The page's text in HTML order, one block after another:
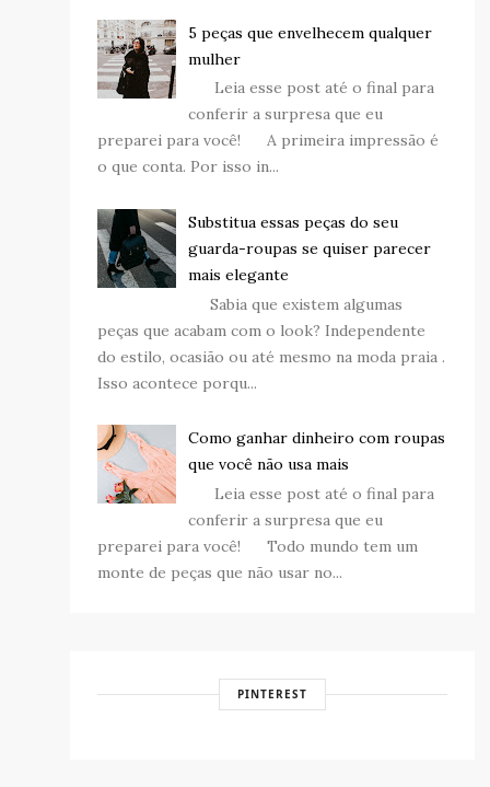
5 peças que envelhecem qualquer
mulher
Leia esse post até o final para
conferir a surpresa que eu
preparei para você! A primeira impressão é
o que conta. Por isso in...
Substitua essas peças do seu
guarda-roupas se quiser parecer
mais elegante
Sabia que existem algumas
peças que acabam com o look? Independente
do estilo, ocasião ou até mesmo na moda praia .
Isso acontece porqu...
Como ganhar dinheiro com roupas
que você não usa mais
Leia esse post até o final para
conferir a surpresa que eu
preparei para você! Todo mundo tem um
monte de peças que não usar no...
PINTEREST